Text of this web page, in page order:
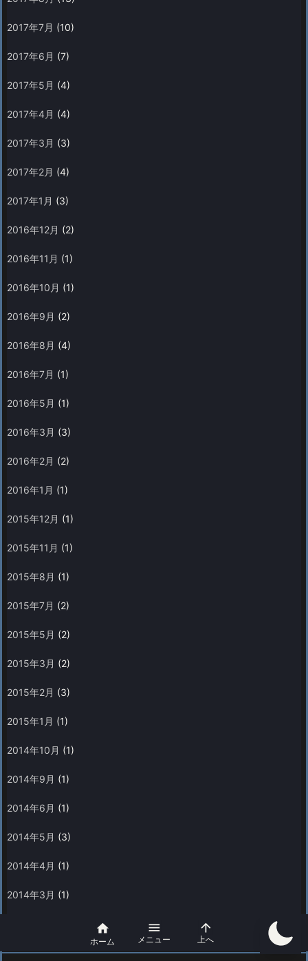
2017年7月 (10)
2017年6月 (7)
2017年5月 (4)
2017年4月 (4)
2017年3月 (3)
2017年2月 (4)
2017年1月 (3)
2016年12月 (2)
2016年11月 (1)
2016年10月 (1)
2016年9月 (2)
2016年8月 (4)
2016年7月 (1)
2016年5月 (1)
2016年3月 (3)
2016年2月 (2)
2016年1月 (1)
2015年12月 (1)
2015年11月 (1)
2015年8月 (1)
2015年7月 (2)
2015年5月 (2)
2015年3月 (2)
2015年2月 (3)
2015年1月 (1)
2014年10月 (1)
2014年9月 (1)
2014年6月 (1)
2014年5月 (3)
2014年4月 (1)
2014年3月 (1)

ホーム

メニュー

上へ